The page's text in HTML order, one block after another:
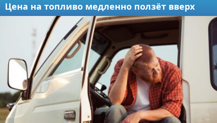
Цена на топливо медленно ползёт вверх